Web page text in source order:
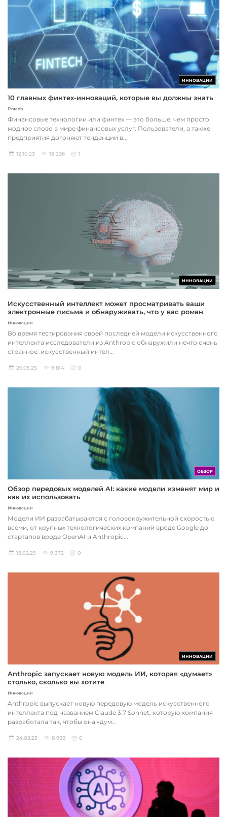
ИННОВАЦИИ
10 главных финтех-инноваций, которые вы должны знать
Fintech
Финансовые технологии или финтех — это больше, чем просто
модное слово в мире финансовых услуг. Пользователи, а также
предприятия догоняют тенденции в...
12.10.23 13 296 1
ИННОВАЦИИ
Искусственный интеллект может просматривать ваши
электронные письма и обнаруживать, что у вас роман
Инновации
Во время тестирования своей последней модели искусственного
интеллекта исследователи из Anthropic обнаружили нечто очень
странное: искусственный интел...
26.05.25 9 814 0
ОБЗОР
Обзор передовых моделей AI: какие модели изменят мир и
как их использовать
Инновации
Модели ИИ разрабатываются с головокружительной скоростью
всеми, от крупных технологических компаний вроде Google до
стартапов вроде OpenAI и Anthropic...
18.02.25 9 372 0
ИННОВАЦИИ
Anthropic запускает новую модель ИИ, которая «думает»
столько, сколько вы хотите
Инновации
Anthropic выпускает новую передовую модель искусственного
интеллекта под названием Claude 3.7 Sonnet, которую компания
разработала так, чтобы она «дум...
24.02.25 8 958 0